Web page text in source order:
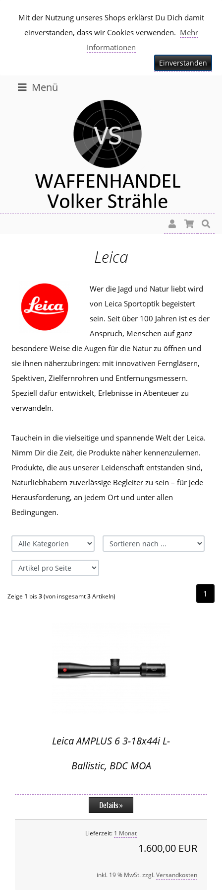
Mit der Nutzung unseres Shops erklärst Du Dich damit
einverstanden, dass wir Cookies verwenden. Mehr
Informationen
Einverstanden
Menü
Leica
Wer die Jagd und Natur liebt wird
von Leica Sportoptik begeistert
sein. Seit über 100 Jahren ist es der
Anspruch, Menschen auf ganz
besondere Weise die Augen für die Natur zu öffnen und
sie ihnen näherzubringen: mit innovativen Ferngläsern,
Spektiven, Zielfernrohren und Entfernungsmessern.
Speziell dafür entwickelt, Erlebnisse in Abenteuer zu
verwandeln.
Tauchein in die vielseitige und spannende Welt der Leica.
Nimm Dir die Zeit, die Produkte näher kennenzulernen.
Produkte, die aus unserer Leidenschaft entstanden sind,
Naturliebhabern zuverlässige Begleiter zu sein – für jede
Herausforderung, an jedem Ort und unter allen
Bedingungen.
Zeige 1 bis3(von insgesamt3Artikeln) 1
Leica AMPLUS 6 3-18x44i L-
Ballistic, BDC MOA
Lieferzeit: 1 Monat
1.600,00 EUR
inkl. 19 % MwSt. zzgl.Versandkosten